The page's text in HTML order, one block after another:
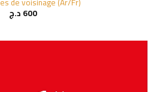
600د.ج